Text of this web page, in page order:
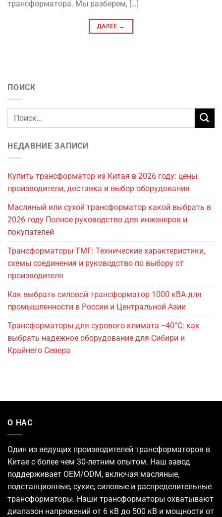
трансформатора. Мы разберем, […]
ДАЛЕЕ →
ПОИСК
НЕДАВНИЕ ЗАПИСИ
Купить трансформатор из Китая в 2026 году: цены,
производители, доставка и выбор оборудования
Масляный или сухой трансформатор какой выбрать в
2026 году Полное руководство для инженеров и
покупателей
Трансформаторы ТМГ: Технические характеристики,
схемы соединения и руководство по выбору от
производителя
Как выбрать силовой трансформатор 1000 кВА для
промышленности в России и Центральной Азии
Трансформаторы для сурового климата −40°C: как
выбрать надежное оборудование для Сибири и
Крайнего Севера
О НАС
Один из ведущих производителей трансформаторов в
Китае с более чем 30-летним опытом. Наш завод
поддерживает OEM/ODM, включая масляные,
подстанционные, сухие, силовые и распределительные
трансформаторы. Наши трансформаторы охватывают
диапазон напряжений от 6 кВ до 500 кВ и мощности от